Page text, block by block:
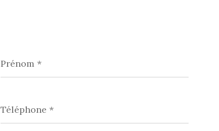
*
*